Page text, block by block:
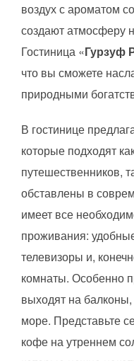
воздух с ароматом
создают атмосферу
Гостиница «Гурзуф
что вы сможете
природными
В гостинице
которые подходят
путешественников,
обставлены в
имеет все
проживания:
телевизоры и,
комнаты. Особенно
выходят на балконы,
море. Представьте
кофе на утреннем